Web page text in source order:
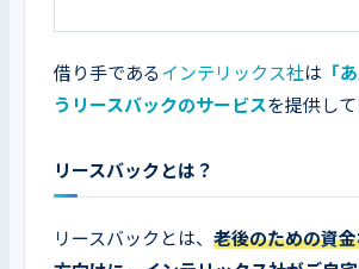
借り手であるインテリックス社は 「
うリースバックのサービスを提供して
リースバックとは？
リースバックとは、 老後のための資